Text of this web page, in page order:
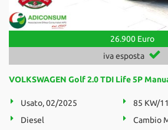
26.900 Euro
iva esposta
VOLKSWAGEN Golf 2.0 TDI Life 5P
Usato, 02/2025
85 KW/
Diesel
Cambio